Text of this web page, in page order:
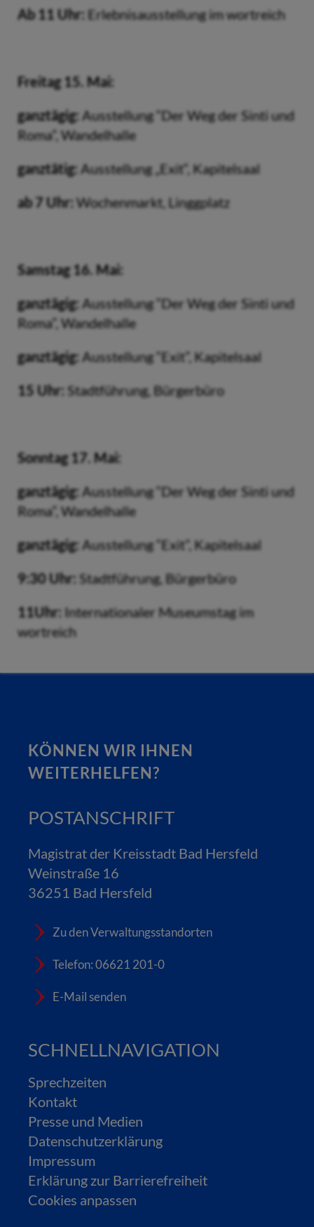
Ab 11 Uhr: Erlebnisausstellung im wortreich
Freitag 15. Mai:
ganztägig: Ausstellung “Der Weg der Sinti und
Roma”, Wandelhalle
ganztätig: Ausstellung „Exit“, Kapitelsaal
ab 7 Uhr: Wochenmarkt, Linggplatz
Samstag 16. Mai:
ganztägig: Ausstellung “Der Weg der Sinti und
Roma”, Wandelhalle
ganztägig: Ausstellung “Exit”, Kapitelsaal
15 Uhr: Stadtführung, Bürgerbüro
Sonntag 17. Mai:
ganztägig: Ausstellung “Der Weg der Sinti und
Roma”, Wandelhalle
ganztägig: Ausstellung “Exit”, Kapitelsaal
9:30 Uhr: Stadtführung, Bürgerbüro
11Uhr: Internationaler Museumstag im
wortreich
KÖNNEN WIR IHNEN
WEITERHELFEN?
POSTANSCHRIFT
Magistrat der Kreisstadt Bad Hersfeld
Weinstraße 16
36251 Bad Hersfeld
Zu den Verwaltungsstandorten
Telefon: 06621 201-0
E-Mail senden
SCHNELLNAVIGATION
Sprechzeiten
Kontakt
Presse und Medien
Datenschutzerklärung
Impressum
Erklärung zur Barrierefreiheit
Cookies anpassen